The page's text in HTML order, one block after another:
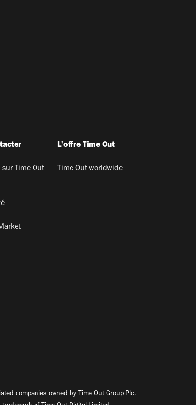
sur Time Out
L'offre Time Out
Time Out worldwide
companies owned by Time Out Group Plc.